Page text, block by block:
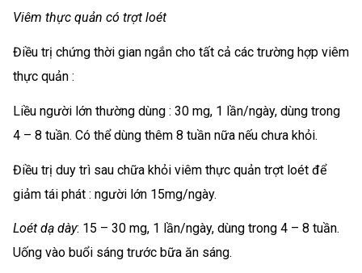
Viêm thực quản có trợt loét
Điều trị chứng thời gian ngắn cho tất cả các trường hợp viêm
thực quản :
Liều người lớn thường dùng : 30 mg, 1 lần/ngày, dùng trong
4 – 8 tuần. Có thể dùng thêm 8 tuần nữa nếu chưa khỏi.
Điều trị duy trì sau chữa khỏi viêm thực quản trợt loét để
giảm tái phát : người lớn 15mg/ngày.
Loét dạ dày: 15 – 30 mg, 1 lần/ngày, dùng trong 4 – 8 tuần.
Uống vào buổi sáng trước bữa ăn sáng.